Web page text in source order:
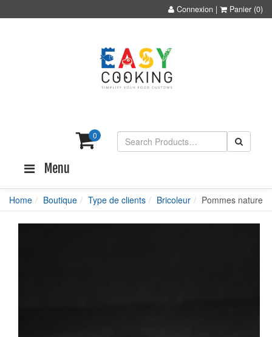
Connexion | Panier (0)
0
Menu
Home Boutique Type de clients Bricoleur Pommes nature